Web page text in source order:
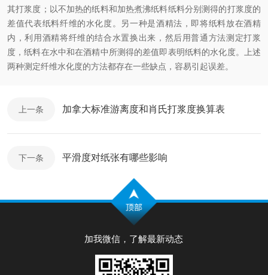
其打浆度；以不加热的纸料和加热煮沸纸料纸料分别测得的打浆度的
差值代表纸料纤维的水化度。另一种是酒精法，即将纸料放在酒精
内，利用酒精将纤维的结合水置换出来，然后用普通方法测定打浆
度，纸料在水中和在酒精中所测得的差值即表明纸料的水化度。上述
两种测定纤维水化度的方法都存在一些缺点，容易引起误差。
上一条 加拿大标准游离度和肖氏打浆度换算表
下一条 平滑度对纸张有哪些影响
加我微信，了解最新动态